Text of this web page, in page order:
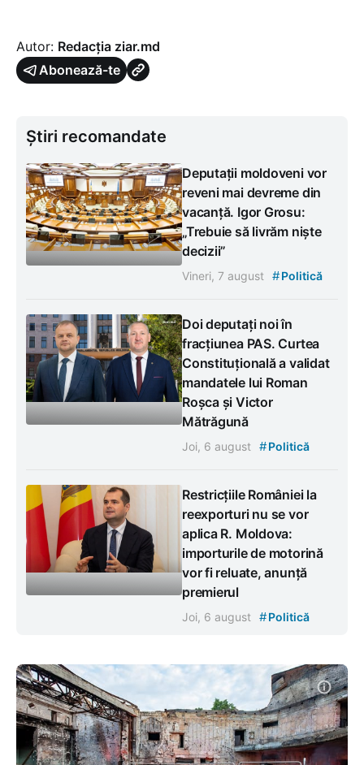
Autor: Redacția ziar.md
Abonează-te
Știri recomandate
Deputații moldoveni vor
reveni mai devreme din
vacanță. Igor Grosu:
„Trebuie să livrăm niște
decizii”
Vineri, 7 august #Politică
Doi deputați noi în
fracțiunea PAS. Curtea
Constituțională a validat
mandatele lui Roman
Roșca și Victor
Mătrăgună
Joi, 6 august #Politică
Restricțiile României la
reexporturi nu se vor
aplica R. Moldova:
importurile de motorină
vor fi reluate, anunță
premierul
Joi, 6 august #Politică